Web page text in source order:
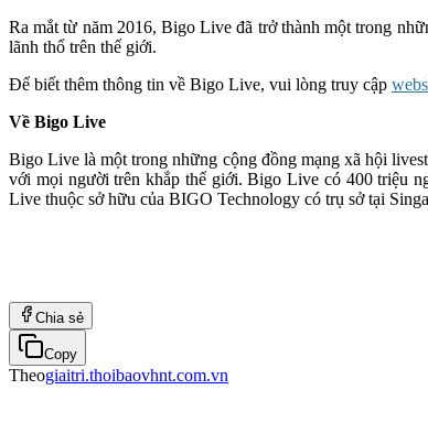
Ra mắt từ năm 2016, Bigo Live đã trở thành một trong
lãnh thổ trên thế giới.
Để biết thêm thông tin về Bigo Live, vui lòng truy cập
Về Bigo Live
Bigo Live là một trong những cộng đồng mạng xã hội
với mọi người trên khắp thế giới. Bigo Live có 400 triệu
Live thuộc sở hữu của BIGO Technology có trụ sở tại
Chia sẻ
Copy
Theogiaitri.thoibaovhnt.com.vn